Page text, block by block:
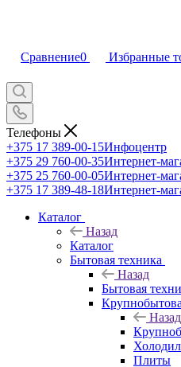
Сравнение0 Избранные
Телефоны
+375 17 389-00-15Инфоцентр
+375 29 760-00-35Интернет-
+375 25 760-00-05Интернет-
+375 17 389-48-18Интернет-
Каталог
Назад
Каталог
Бытовая техника
Назад
Бытовая
Назад
Плиты